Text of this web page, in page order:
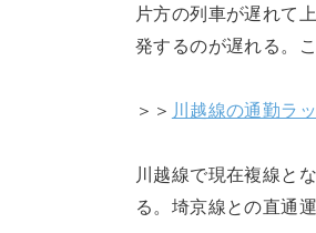
片方の列車が遅れて
発するのが遅れる。
＞＞ 川越線の通勤ラ
川越線で現在複線と
る。埼京線との直通